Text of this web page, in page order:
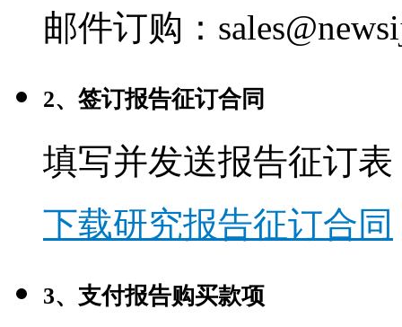
邮件订购：
2、签订报告征订合同
填写并发送报告征订表
下载研究报告征订合同
3、支付报告购买款项